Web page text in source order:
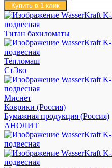
Купить в 1 клик
Титан бахиломаты
Тепломаш
СтЭко
Миснет
Коврики (Россия)
Бумажная продукция (Россия)
АНОЛИТ